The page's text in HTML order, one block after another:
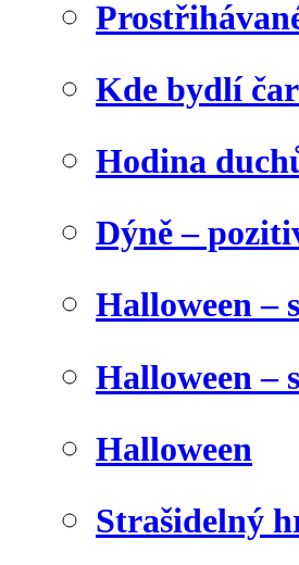
Kde bydlí
Hodina
Dýně –
Halloween –
Halloween –
Halloween
Strašidelný